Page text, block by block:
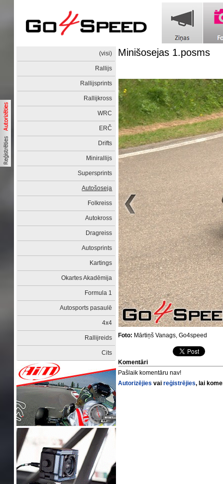
(visi)
Rallijs
Rallijsprints
Rallijkross
WRC
ERČ
Drifts
Minirallijs
Supersprints
Autošoseja
Folkreiss
Autokross
Dragreiss
Autosprints
Kartings
Okartes Akadēmija
Formula 1
Autosports pasaulē
4x4
Rallijreids
Cits
Minišosejas 1.posms
Foto: Mārtiņš Vanags, Go4speed
Komentāri
Pašlaik komentāru nav!
Autorizējies vaireģistrējies, lai